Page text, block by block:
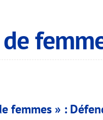
de
femmes » :